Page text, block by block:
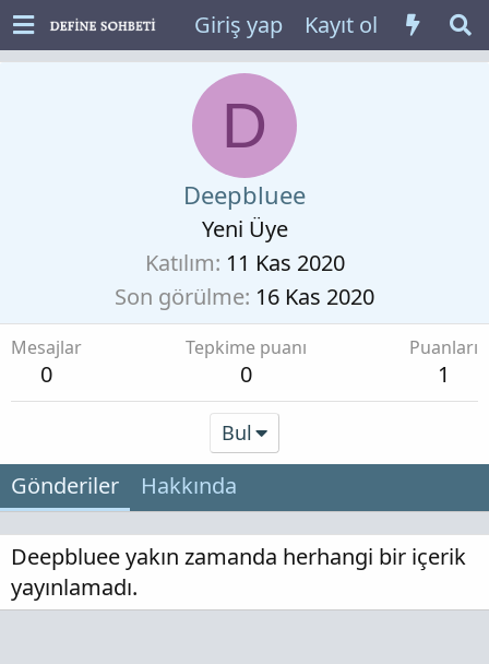
Giriş yap Kayıt ol
D
Deepbluee
Yeni Üye
Katılım 11 Kas 2020
Son görülme 16 Kas 2020
Mesajlar
0
Tepkime puanı
0
Puanları
1
Bul
Gönderiler Hakkında
Deepbluee yakın zamanda herhangi bir içerik
yayınlamadı.